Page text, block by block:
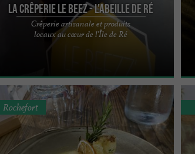
La crêperie Le Beez - L'Abeille de Ré
Crêperie artisanale et produits
locaux au cœur de l’Île de Ré
La crêperie Le Beez, intégrée à la boutique
L’Abeille de Ré, propose une expérience
Rochefort